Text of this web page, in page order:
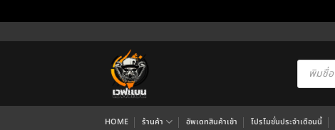
ไป
Products
search
HOME ร้านค้า อัพเดทสินค้าเข้า โปรโมชั่นประจำเดือนนี้